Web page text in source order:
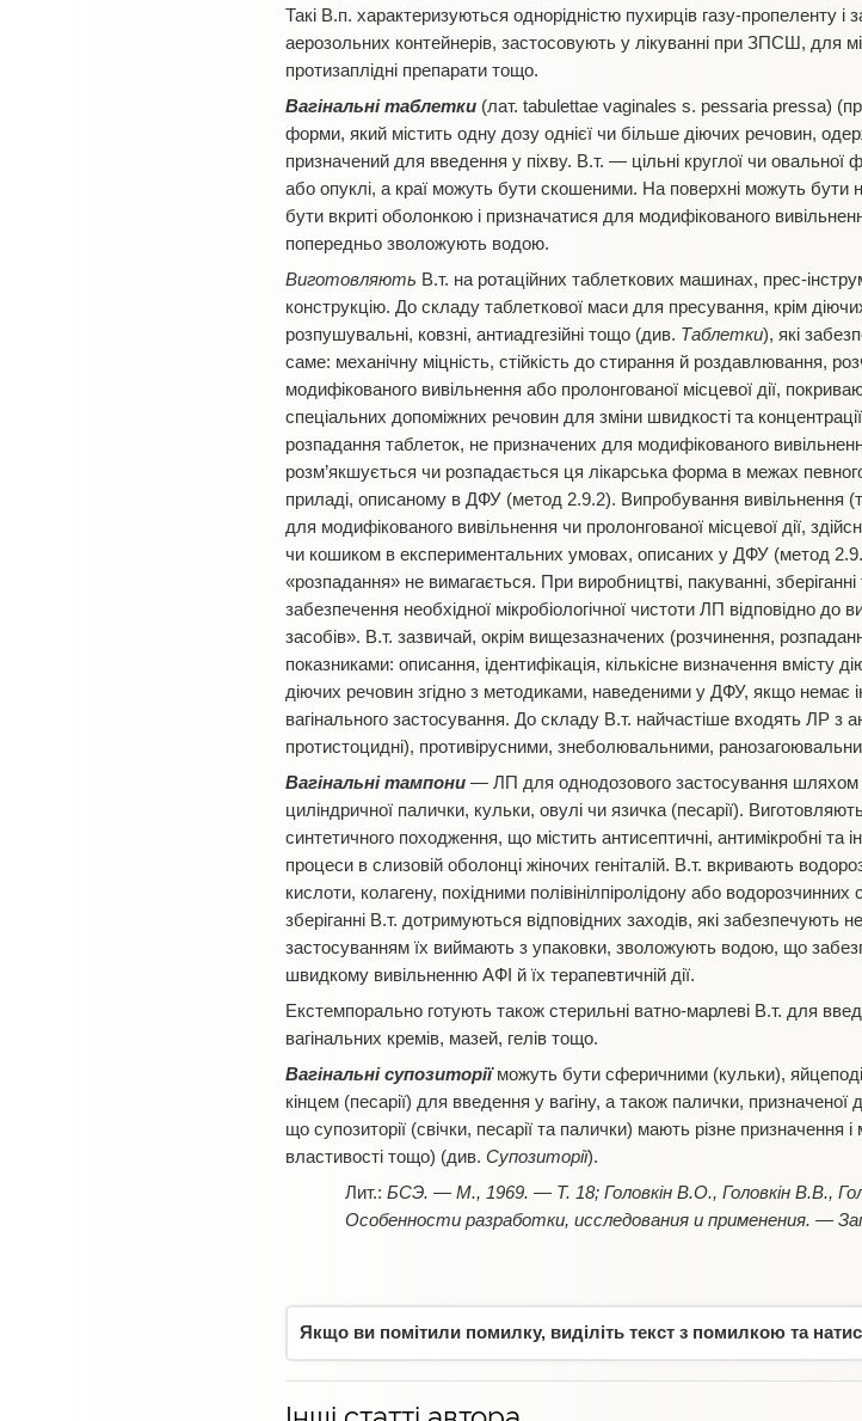
Такі В.п. характеризуються однорідністю пухирців газу-пропеленту і
аерозольних контейнерів, застосовують у лікуванні при ЗПСШ, для
протизаплідні препарати тощо.
Вагінальні таблетки (лат. tabulettae vaginales s. pessaria pressa)
форми, який містить одну дозу однієї чи більше діючих речовин,
призначений для введення у піхву. В.т. — цільні круглої чи
або опуклі, а краї можуть бути скошеними. На поверхні можуть бути
бути вкриті оболонкою і призначатися для модифікованого
попередньо зволожують водою.
Виготовляють В.т. на ротаційних таблеткових машинах, прес-
конструкцію. До складу таблеткової маси для пресування, крім
розпушувальні, ковзні, антиадгезійні тощо (див. Таблетки), які
саме: механічну міцність, стійкість до стирання й роздавлювання,
модифікованого вивільнення або пролонгованої місцевої дії,
спеціальних допоміжних речовин для зміни швидкості та
розпадання таблеток, не призначених для модифікованого
розм’якшується чи розпадається ця лікарська форма в межах
приладі, описаному в ДФУ (метод 2.9.2). Випробування вивільнення
для модифікованого вивільнення чи пролонгованої місцевої дії,
чи кошиком в експериментальних умовах, описаних у ДФУ (метод
«розпадання» не вимагається. При виробництві, пакуванні,
забезпечення необхідної мікробіологічної чистоти ЛП відповідно до
засобів». В.т. зазвичай, окрім вищезазначених (розчинення,
показниками: описання, ідентифікація, кількісне визначення вмісту
діючих речовин згідно з методиками, наведеними у ДФУ, якщо
вагінального застосування. До складу В.т. найчастіше входять ЛР з
протистоцидні), противірусними, знеболювальними,
Вагінальні тампони — ЛП для однодозового застосування шляхом
циліндричної палички, кульки, овулі чи язичка (песарії).
синтетичного походження, що містить антисептичні, антимікробні та
процеси в слизовій оболонці жіночих геніталій. В.т. вкривають
кислоти, колагену, похідними полівінілпіролідону або
зберіганні В.т. дотримуються відповідних заходів, які забезпечують
застосуванням їх виймають з упаковки, зволожують водою, що
швидкому вивільненню АФІ й їх терапевтичній дії.
Екстемпорально готують також стерильні ватно-марлеві В.т. для
вагінальних кремів, мазей, гелів тощо.
Вагінальні супозиторіїможуть бути сферичними (кульки),
кінцем (песарії) для введення у вагіну, а також палички,
що супозиторії (свічки, песарії та палички) мають різне
властивості тощо) (див. Супозиторії).
БСЭ. — М., 1969. — Т. 18; Головкін В.О., Головкін В.В.,
Особенности разработки, исследования и применения. —
Якщо ви помітили помилку, виділіть текст з помилкою та